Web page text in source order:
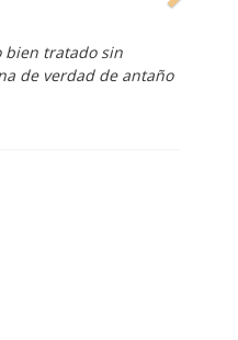
bien tratado sin
de verdad de antaño